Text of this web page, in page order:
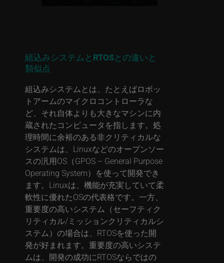
組込みシステムとRTOSとの違いと
類似点
組込みシステムとは、たとえばロボッ
トアームのマイクロコントローラな
ど、それ自体よりも大きなマシンに内
蔵されたコンピュータを指します。処
理時間に余裕のある非クリティカルな
システムは、Linuxなどのオープンソー
スの汎用OS（GPOS – General Purpose
Operating System）を使って開発でき
ます。Linuxは、機能が充実していて柔
軟性に優れたOSの代表格です。一方、
重要度の高いシステム（セーフティク
リティカル/ミッションクリティカルシ
ステム）の場合は、RTOSを使った開
発が好まれます。重要度の高いシステ
ムは、開発の成功にRTOSならではの